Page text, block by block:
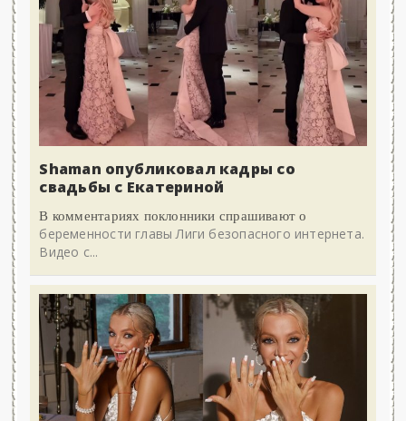
Shaman опубликовал кадры со
свадьбы с Екатериной
В комментариях поклонники спрашивают о
беременности главы Лиги безопасного интернета.
Видео с...